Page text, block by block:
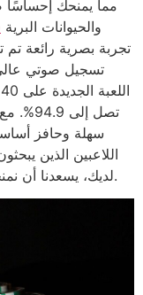
مما يمنحك إحساسًا
تجربة بصرية رائعة تم
تسجيل صوتي عالي
سهلة وحافز
اللاعبين الذين
لديك، يسعدنا أن نمنحك وقتًا آخر لكتابة تعليق، مع النموذج أدناه.